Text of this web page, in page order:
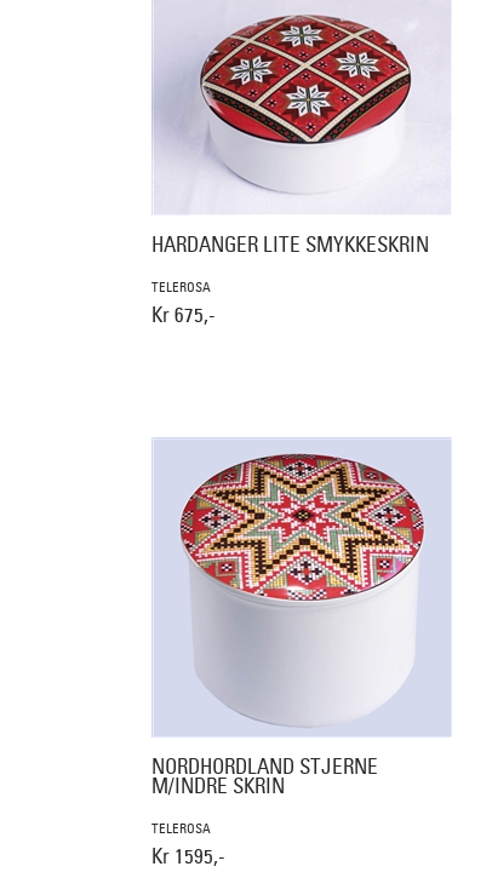
HARDANGER LITE SMYKKESKRIN
TELEROSA
Kr 675,-
NORDHORDLAND STJERNE
M/INDRE SKRIN
TELEROSA
Kr 1595,-